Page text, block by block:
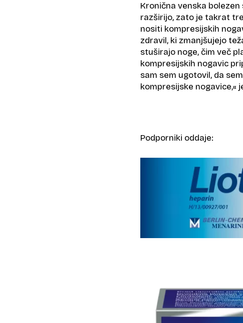
Kronična venska
razširijo, zato je takrat
nositi kompresijskih
zdravil, ki zmanjšujejo
stuširajo noge, čim več
kompresijskih nogavic
sam sem ugotovil, da
kompresijske nogavice,«
Podporniki oddaje: